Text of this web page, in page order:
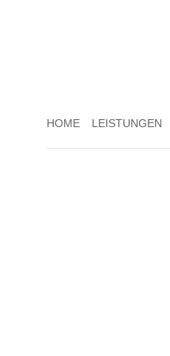
HOME LEISTUNGEN